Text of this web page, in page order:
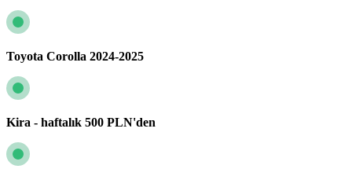
Toyota Corolla 2024-2025
Kira - haftalık 500 PLN'den